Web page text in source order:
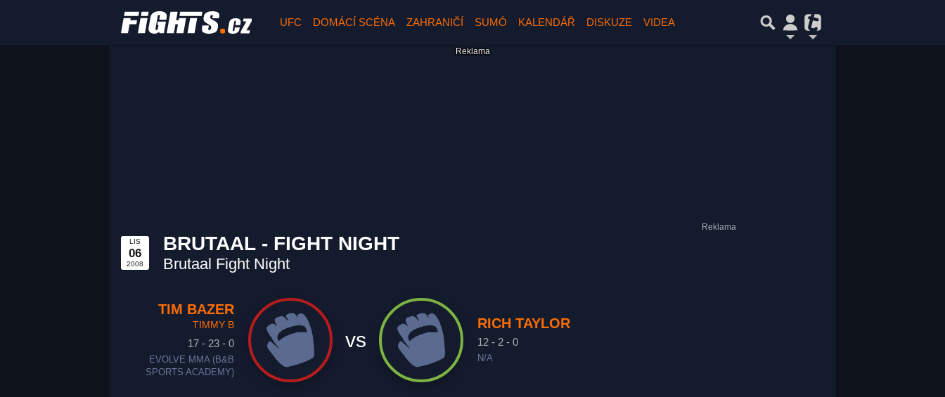
UFC DOMÁCÍ SCÉNA ZAHRANIČÍ SUMÓ KALENDÁŘ DISKUZE VIDEA
LIS
06
2008
BRUTAAL - FIGHT NIGHT
Brutaal Fight Night
TIM BAZER
TIMMY B
17 - 23 - 0
EVOLVE MMA (B&B
SPORTS ACADEMY)
vs
RICH TAYLOR
12 - 2 - 0
N/A